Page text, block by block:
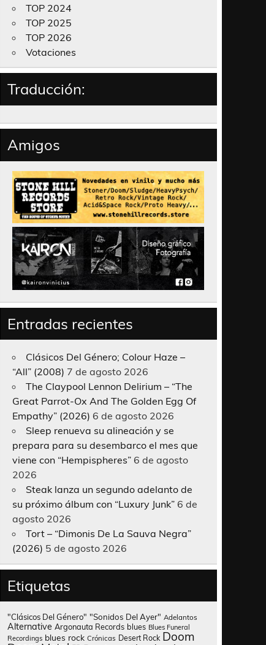
TOP 2024
TOP 2025
TOP 2026
Votaciones
Traducción:
Amigos
Entradas recientes
Clásicos Del Género; Colour Haze –
“All” (2008) 7 de agosto 2026
The Claypool Lennon Delirium – “The
Great Parrot-Ox And The Golden Egg Of
Empathy” (2026) 6 de agosto 2026
Sleep renueva su alineación y se
prepara para su desembarco el mes que
viene con “Hempispheres” 6 de agosto
2026
Steak lanza un segundo adelanto de
su próximo álbum con “Luxury Junk” 6 de
agosto 2026
Tort – “Dimonis De La Sauva Negra”
(2026) 5 de agosto 2026
Etiquetas
"Clásicos Del Género" "Sonidos Del Ayer" Adelantos
Alternative Argonauta Records blues Blues Funeral
Recordings blues rock Crónicas Desert Rock Doom